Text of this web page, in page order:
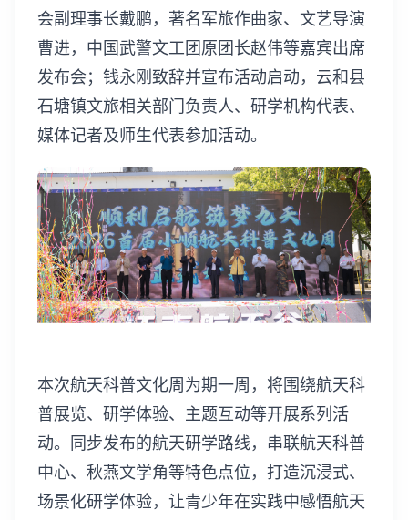
会副理事长戴鹏，著名军旅作曲家、文艺导演
曹进，中国武警文工团原团长赵伟等嘉宾出席
发布会；钱永刚致辞并宣布活动启动，云和县
石塘镇文旅相关部门负责人、研学机构代表、
媒体记者及师生代表参加活动。
本次航天科普文化周为期一周，将围绕航天科
普展览、研学体验、主题互动等开展系列活
动。同步发布的航天研学路线，串联航天科普
中心、秋燕文学角等特色点位，打造沉浸式、
场景化研学体验，让青少年在实践中感悟航天